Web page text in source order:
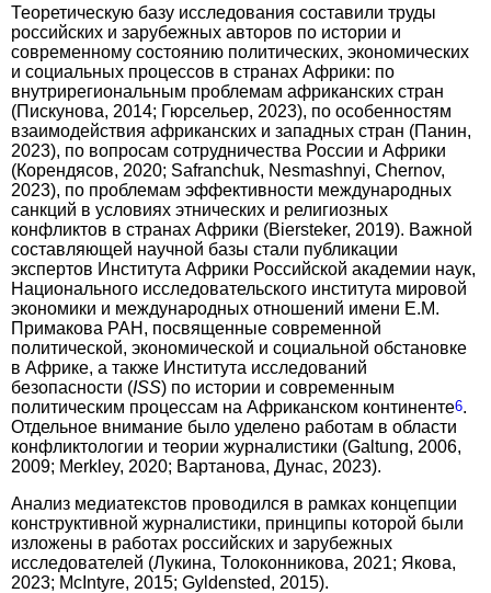
Теоретическую базу исследования составили труды
российских и зарубежных авторов по истории и
современному состоянию политических, экономических
и социальных процессов в странах Африки: по
внутрирегиональным проблемам африканских стран
(Пискунова, 2014; Гюрсельер, 2023), по особенностям
взаимодействия африканских и западных стран (Панин,
2023), по вопросам сотрудничества России и Африки
(Корендясов, 2020; Safranchuk, Nesmashnyi, Chernov,
2023), по проблемам эффективности международных
санкций в условиях этнических и религиозных
конфликтов в странах Африки (Biersteker, 2019). Важной
составляющей научной базы стали публикации
экспертов Института Африки Российской академии наук,
Национального исследовательского института мировой
экономики и международных отношений имени Е.М.
Примакова РАН, посвященные современной
политической, экономической и социальной обстановке
в Африке, а также Института исследований
безопасности (ISS) по истории и современным
политическим процессам на Африканском континенте6.
Отдельное внимание было уделено работам в облас­ти
конфликтологии и теории журналистики (Galtung, 2006,
2009; Merkley, 2020; Вартанова, Дунас, 2023).
Анализ медиатекстов проводился в рамках концепции
конструктивной журналистики, принципы которой были
изложены в работах российских и зарубежных
исследователей (Лукина, Толоконникова, 2021; Якова,
2023; McIntyre, 2015; Gyldensted, 2015).